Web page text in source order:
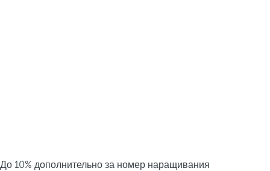
До 10% дополнительно за номер наращивания